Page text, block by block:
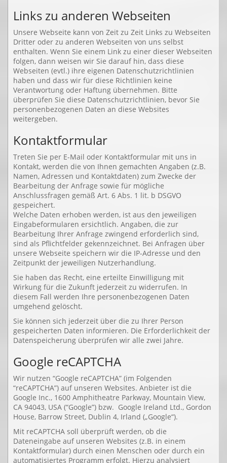
Links zu anderen Webseiten
Unsere Webseite kann von Zeit zu Zeit Links zu Webseiten
Dritter oder zu anderen Webseiten von uns selbst
enthalten. Wenn Sie einem Link zu einer dieser Webseiten
folgen, dann weisen wir Sie darauf hin, dass diese
Webseiten (evtl.) ihre eigenen Datenschutzrichtlinien
haben und dass wir für diese Richtlinien keine
Verantwortung oder Haftung übernehmen. Bitte
überprüfen Sie diese Datenschutzrichtlinien, bevor Sie
personenbezogenen Daten an diese Websites
weitergeben.
Kontaktformular
Treten Sie per E-Mail oder Kontaktformular mit uns in
Kontakt, werden die von Ihnen gemachten Angaben (z.B.
Namen, Adressen und Kontaktdaten) zum Zwecke der
Bearbeitung der Anfrage sowie für mögliche
Anschlussfragen gemäß Art. 6 Abs. 1 lit. b DSGVO
gespeichert.
Welche Daten erhoben werden, ist aus den jeweiligen
Eingabeformularen ersichtlich. Angaben, die zur
Bearbeitung Ihrer Anfrage zwingend erforderlich sind,
sind als Pflichtfelder gekennzeichnet. Bei Anfragen über
unsere Webseite speichern wir die IP-Adresse und den
Zeitpunkt der jeweiligen Nutzerhandlung.
Sie haben das Recht, eine erteilte Einwilligung mit
Wirkung für die Zukunft jederzeit zu widerrufen. In
diesem Fall werden Ihre personenbezogenen Daten
umgehend gelöscht.
Sie können sich jederzeit über die zu Ihrer Person
gespeicherten Daten informieren. Die Erforderlichkeit der
Datenspeicherung überprüfen wir alle zwei Jahre.
Google reCAPTCHA
Wir nutzen “Google reCAPTCHA” (im Folgenden
“reCAPTCHA”) auf unseren Websites. Anbieter ist die
Google Inc., 1600 Amphitheatre Parkway, Mountain View,
CA 94043, USA (“Google”) bzw. Google Ireland Ltd., Gordon
House, Barrow Street, Dublin 4, Irland („Google“).
Mit reCAPTCHA soll überprüft werden, ob die
Dateneingabe auf unseren Websites (z.B. in einem
Kontaktformular) durch einen Menschen oder durch ein
automatisiertes Programm erfolgt. Hierzu analysiert